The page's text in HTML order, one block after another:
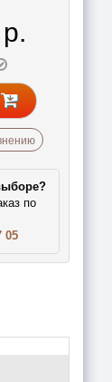
р.
по
05